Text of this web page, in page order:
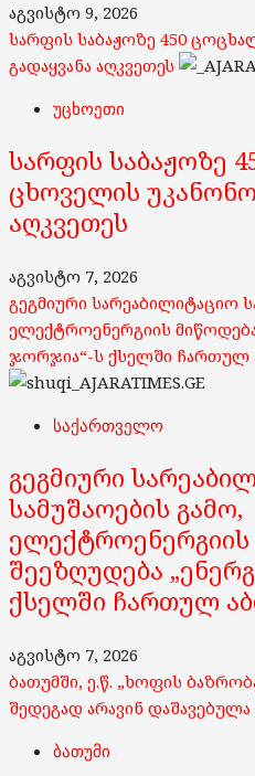
აგვისტო 9, 2026
სარფის საბაჟოზე 450
გადაყვანა აღკვეთეს
უცხოეთი
სარფის საბაჟოზე
ცხოველის უკანონო
აღკვეთეს
აგვისტო 7, 2026
გეგმიური სარეაბილიტაციო
ელექტროენერგიის
ჯორჯია“-ს ქსელში ჩართულ
საქართველო
გეგმიური
სამუშაოების გამო,
ელექტროენერგიის
შეეზღუდება
ქსელში ჩართულ
აგვისტო 7, 2026
ბათუმში, ე.წ. „ხოფის
შედეგად არავინ დაშავებულა
ბათუმი